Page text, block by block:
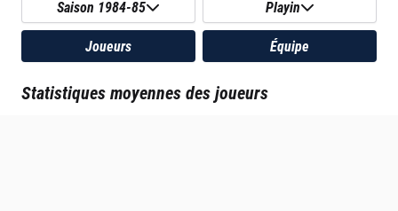
Saison 1984-85 Playin
Joueurs Équipe
Statistiques moyennes des joueurs